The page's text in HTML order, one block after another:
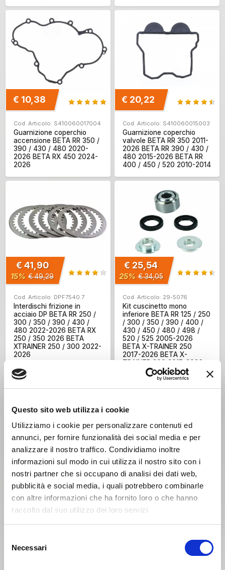
Questo sito web utilizza i cookie
Utilizziamo i cookie per personalizzare contenuti ed
annunci, per fornire funzionalità dei social media e per
analizzare il nostro traffico. Condividiamo inoltre
informazioni sul modo in cui utilizza il nostro sito con i
nostri partner che si occupano di analisi dei dati web,
pubblicità e social media, i quali potrebbero combinarle
con altre informazioni che ha fornito loro o che hanno
raccolto dal suo utilizzo dei loro servizi.
delNecessari
€ 10,38
Cod. Articolo: S410060017004
Guarnizione coperchio
accensione BETA RR 350 /
390 / 430 / 480 2020-
2026 BETA RX 450 2024-
2026
€ 20,22
Cod. Articolo: S410060015003
Guarnizione coperchio
valvole BETA RR 350 2011-
2026 BETA RR 390 / 430 /
480 2015-2026 BETA RR
400 / 450 / 520 2010-2014
€ 41,90
15% € 49,29
Cod. Articolo: DPF7540.7
Interdischi frizione in
acciaio DP BETA RR 250 /
300 / 350 / 390 / 430 /
480 2022-2026 BETA RX
250 / 350 2026 BETA
XTRAINER 250 / 300 2022-
2026
€ 25,54
25% € 34,05
Cod. Articolo: 29-5076
Kit cuscinetto mono
inferiore BETA RR 125 / 250
/ 300 / 350 / 390 / 400 /
430 / 450 / 480 / 498 /
520 / 525 2005-2026
BETA X-TRAINER 250
2017-2026 BETA X-
TRAINER 300 2015-2026
€ 23,96
25% € 31,95
Cod. Articolo: 0021729
Acerbis BETA RR 125 / 200
300 / 350 / 450 2023-
2026
€ 30,04
25% € 40,05
Cod. Articolo: 56-147
forcella ZF BETA RR 125
RR 390 / 430 / 480 2015-